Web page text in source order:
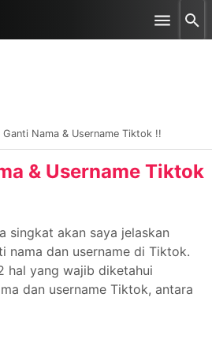
main content
Ganti Nama & Username Tiktok !!
& Username Tiktok
singkat akan saya jelaskan
nama dan username di Tiktok.
hal yang wajib diketahui
dan username Tiktok, antara